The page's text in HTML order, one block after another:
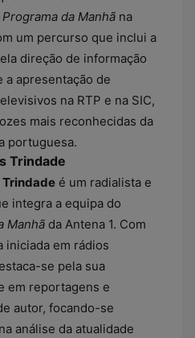
Programa da Manhã na
um percurso que inclui a
direção de informação
a apresentação de
na RTP e na SIC,
mais reconhecidas da
portuguesa.
Trindade
Trindade é um radialista e
integra a equipa do
Manhã da Antena 1. Com
iniciada em rádios
se pela sua
em reportagens e
autor, focando-se
análise da atualidade